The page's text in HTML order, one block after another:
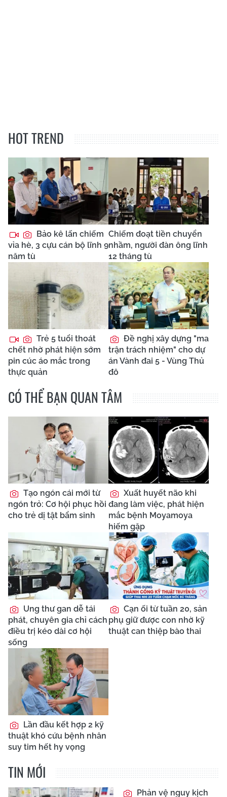
HOT TREND
Bảo kê lấn chiếm
vỉa hè, 3 cựu cán bộ lĩnh 9
năm tù
Chiếm đoạt tiền chuyển
nhầm, người đàn ông lĩnh
12 tháng tù
Trẻ 5 tuổi thoát
chết nhờ phát hiện sớm
pin cúc áo mắc trong
thực quản
Đề nghị xây dựng "ma
trận trách nhiệm" cho dự
án Vành đai 5 - Vùng Thủ
đô
CÓ THỂ BẠN QUAN TÂM
Tạo ngón cái mới từ
ngón trỏ: Cơ hội phục hồi
cho trẻ dị tật bẩm sinh
Xuất huyết não khi
đang làm việc, phát hiện
mắc bệnh Moyamoya
hiếm gặp
Ung thư gan dễ tái
phát, chuyên gia chỉ cách
điều trị kéo dài cơ hội
sống
Cạn ối từ tuần 20, sản
phụ giữ được con nhờ kỹ
thuật can thiệp bào thai
Lần đầu kết hợp 2 kỹ
thuật khó cứu bệnh nhân
suy tim hết hy vọng
TIN MỚI
Phản vệ nguy kịch